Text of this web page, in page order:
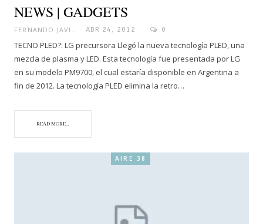
NEWS | GADGETS
ABR 24, 2012 0
TECNO PLED?: LG precursora Llegó la nueva tecnología PLED, una
mezcla de plasma y LED. Esta tecnología fue presentada por LG
en su modelo PM9700, el cual estaría disponible en Argentina a
fin de 2012. La tecnología PLED elimina la retro…
READ MORE...
AIRE 38